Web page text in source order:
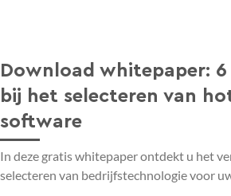
Download whitepaper:
bij het selecteren van
software
In deze gratis whitepaper ontdekt u het
selecteren van bedrijfstechnologie voor